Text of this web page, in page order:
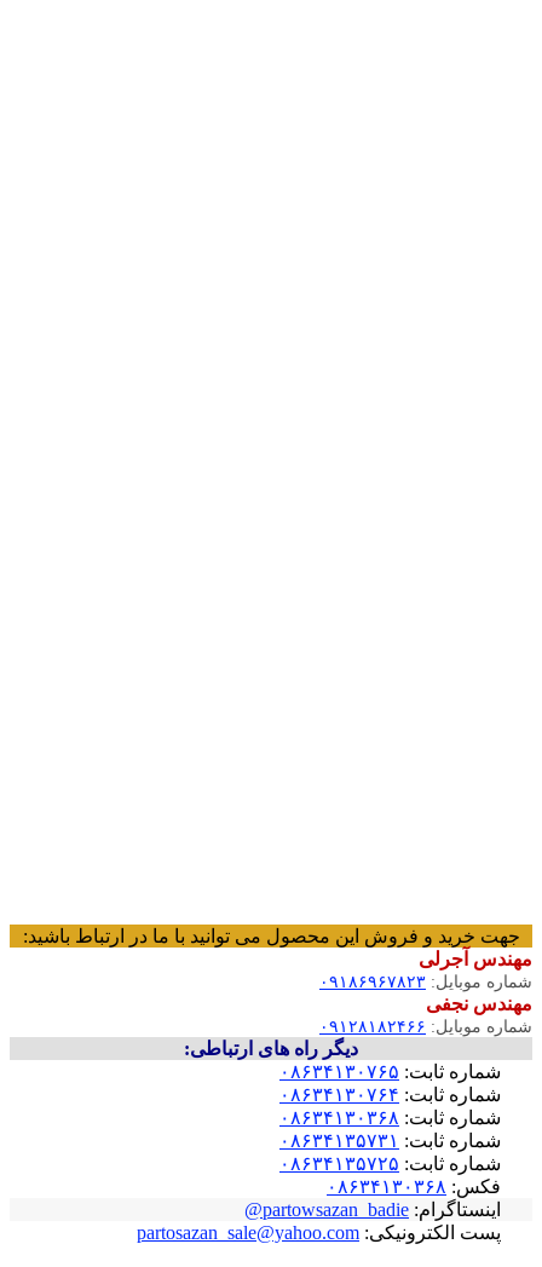
خرید و فروش این محصول می توانید با ما در ارتباط باشید:
آجرلی
موبایل:۰۹۱۸۶۹۶۷۸۲۳
نجفی
موبایل:۰۹۱۲۸۱۸۲۴۶۶
دیگر راه های ارتباطی:
شماره ثابت:۰۸۶۳۴۱۳۰۷۶۵
شماره ثابت:۰۸۶۳۴۱۳۰۷۶۴
شماره ثابت:۰۸۶۳۴۱۳۰۳۶۸
شماره ثابت:۰۸۶۳۴۱۳۵۷۳۱
شماره ثابت:۰۸۶۳۴۱۳۵۷۲۵
فکس:۰۸۶۳۴۱۳۰۳۶۸
اینستاگرام: partowsazan_badie@
پست الکترونیکی:partosazan_sale@yahoo.com